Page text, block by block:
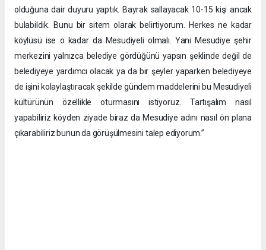
olduğuna dair duyuru yaptık. Bayrak sallayacak 10-15 kişi ancak
bulabildik. Bunu bir sitem olarak belirtiyorum. Herkes ne kadar
köylüsü ise o kadar da Mesudiyeli olmalı. Yani Mesudiye şehir
merkezini yalnızca belediye gördüğünü yapsın şeklinde değil de
belediyeye yardımcı olacak ya da bir şeyler yaparken belediyeye
de işini kolaylaştıracak şekilde gündem maddelerini bu Mesudiyeli
kültürünün özellikle oturmasını istiyoruz. Tartışalım nasıl
yapabiliriz köyden ziyade biraz da Mesudiye adını nasıl ön plana
çıkarabiliriz bunun da görüşülmesini talep ediyorum.”